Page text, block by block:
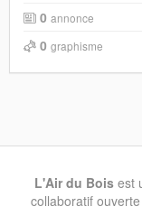
0 annonce
0 graphisme
L'Air du Bois est
collaboratif